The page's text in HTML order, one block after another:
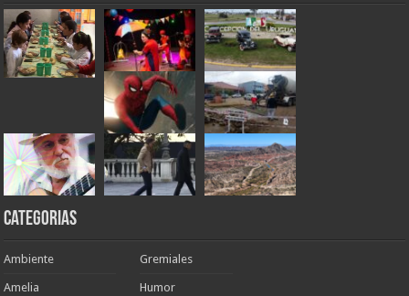
Categorias
Ambiente
Amelia
Gremiales
Humor